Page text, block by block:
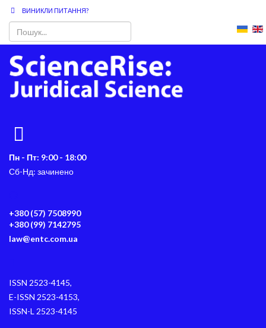
ВИНИКЛИ ПИТАННЯ?
Пн - Пт: 9:00 - 18:00
Сб-Нд: зачинено
+380 (57) 7508990
+380 (99) 7142795
law@entc.com.ua
ISSN 2523-4145,
E-ISSN 2523-4153,
ISSN-L 2523-4145